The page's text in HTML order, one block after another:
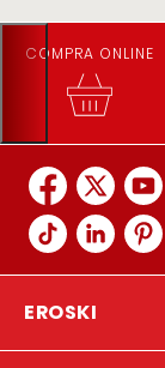
COMPRA ONLINE
EROSKI